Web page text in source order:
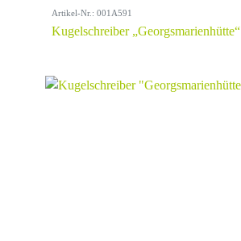
Artikel-Nr.: 001A591
Kugelschreiber „Georgsmarienhütte“